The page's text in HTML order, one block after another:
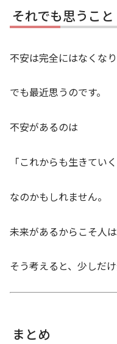
それでも思うこと
不安は完全にはなくなり
でも最近思うのです。
不安があるのは
「これからも生きていく
なのかもしれません。
未来があるからこそ人は
そう考えると、少しだ
まとめ